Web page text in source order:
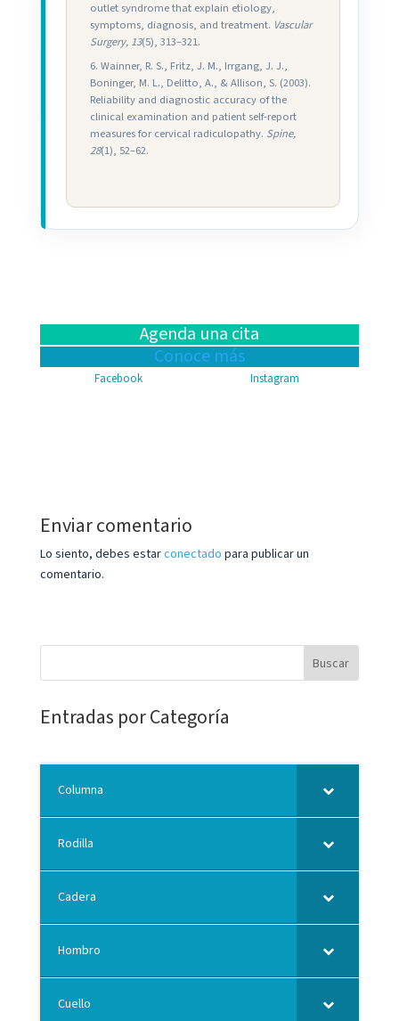
outlet syndrome that explain etiology,
symptoms, diagnosis, and treatment. Vascular
Surgery, 13(5), 313–321.
Wainner, R. S., Fritz, J. M., Irrgang, J. J.,
Boninger, M. L., Delitto, A., & Allison, S. (2003).
Reliability and diagnostic accuracy of the
clinical examination and patient self-report
measures for cervical radiculopathy. Spine,
28(1), 52–62.
Agenda una cita
Conoce más
Facebook Instagram
Enviar comentario
Lo siento, debes estarconectado para publicar un
comentario.
Entradas por Categoría
Columna
Rodilla
Cadera
Hombro
Cuello